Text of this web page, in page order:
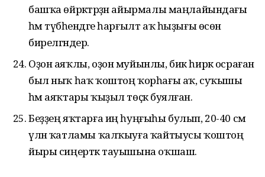
башҡа өйрәктәрҙән айырмалы маңлайындағы
һәм түбәһендәге һарғылт аҡ һыҙығы өсөн
бирелгәндер.
Оҙон аяҡлы, оҙон муйынлы, бик һирәк осраған
был ныҡ һаҡ ҡоштоң ҡорһағы аҡ, суҡышы
һәм аяҡтары ҡыҙыл төҫкә буялған.
Беҙҙең яҡтарға иң һуңғыһы булып, 20-40 см
үлән ҡатламы ҡалҡыуға ҡайтыусы ҡоштоң
йыры сиңерткә тауышына оҡшаш.